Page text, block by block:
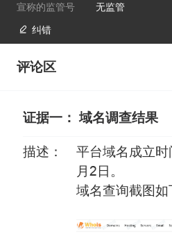
宣称的监管号 无监管
纠错
评论区
证据一： 域名调查结果
描述：
平台域名成立
月2日。
域名查询截图如